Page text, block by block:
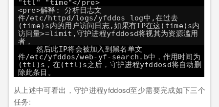
"ttl" "time"</pre>
<pre>解释: 分析日志文
件/etc/httpd/logs/yfddos_log中,在过去
(time)s内的用户访问日志,如果有IP在这(time)s内
访问量>=limit,守护进程yfddosd将视其为资源滥用
者，
然后此IP将会被加入到黑名单文
件/etc/yfddos/web-yf-search.b中，作用时间为
(ttl)s，在(ttl)s之后，守护进程yfddosd将自动删
除此条目。
从上述中可看出，守护进程yfddosd至少需要完成如下三个
任务: